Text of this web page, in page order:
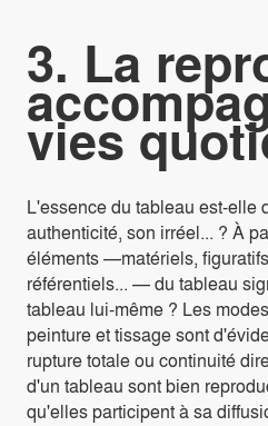
3. La
vies
L'essence du tableau est-elle
authenticité, son irréel... ? À
éléments —matériels,
référentiels... — du tableau
tableau lui-même ? Les
peinture et tissage sont
rupture totale ou continuité
d'un tableau sont bien
qu'elles participent à sa